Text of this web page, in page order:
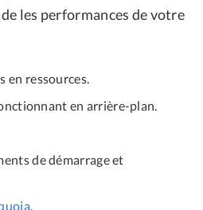
les performances de votre
en ressources.
en arrière-plan.
de démarrage et
.